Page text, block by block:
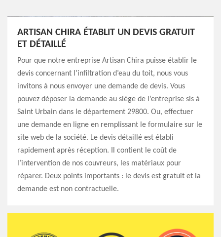
ARTISAN CHIRA ÉTABLIT UN DEVIS GRATUIT
ET DÉTAILLÉ
Pour que notre entreprise Artisan Chira puisse établir le
devis concernant l’infiltration d’eau du toit, nous vous
invitons à nous envoyer une demande de devis. Vous
pouvez déposer la demande au siège de l’entreprise sis à
Saint Urbain dans le département 29800. Ou, effectuer
une demande en ligne en remplissant le formulaire sur le
site web de la société. Le devis détaillé est établi
rapidement après réception. Il contient le coût de
l’intervention de nos couvreurs, les matériaux pour
réparer. Deux points importants : le devis est gratuit et la
demande est non contractuelle.